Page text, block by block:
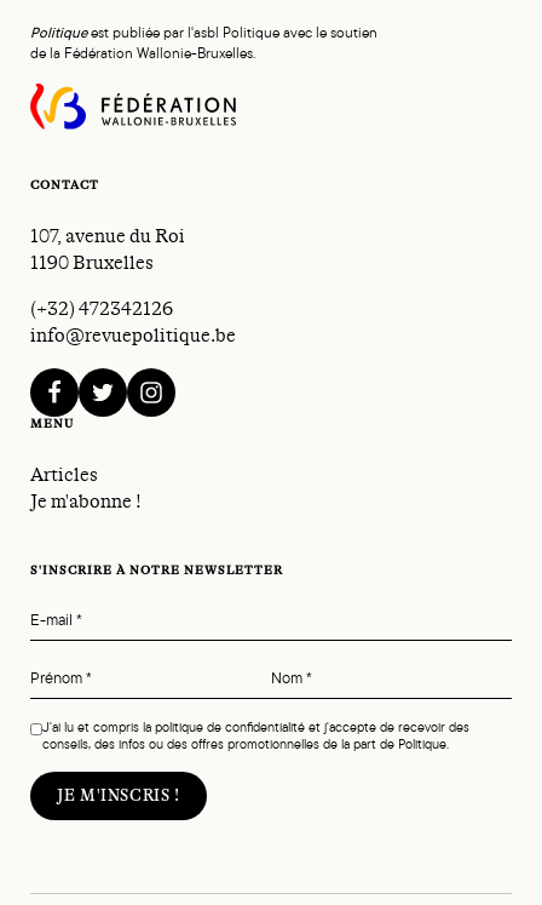
Politiqueest publiée par l'asbl Politique avec le soutien
de la Fédération Wallonie-Bruxelles.
CONTACT
107, avenue du Roi
1190 Bruxelles
(+32) 472342126
info@revuepolitique.be
facebooktwitterinstagram
MENU
Articles
Je m'abonne !
S'INSCRIRE À NOTRE NEWSLETTER
E-mail *
Prénom* Nom*
J'ai lu et compris la politique de confidentialité et j'accepte de recevoir des
conseils, des infos ou des offres promotionnelles de la part de Politique.